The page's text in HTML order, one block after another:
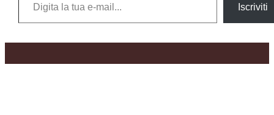
Iscriviti